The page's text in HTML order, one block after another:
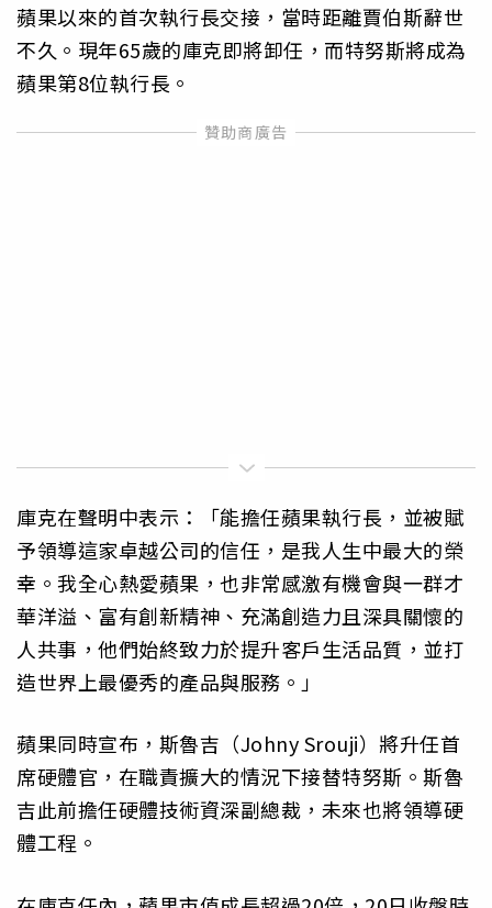
蘋果以來的首次執行長交接，當時距離賈伯斯辭世
不久。現年65歲的庫克即將卸任，而特努斯將成為
蘋果第8位執行長。
庫克在聲明中表示：「能擔任蘋果執行長，並被賦
予領導這家卓越公司的信任，是我人生中最大的榮
幸。我全心熱愛蘋果，也非常感激有機會與一群才
華洋溢、富有創新精神、充滿創造力且深具關懷的
人共事，他們始終致力於提升客戶生活品質，並打
造世界上最優秀的產品與服務。」
蘋果同時宣布，斯魯吉（Johny Srouji）將升任首
席硬體官，在職責擴大的情況下接替特努斯。斯魯
吉此前擔任硬體技術資深副總裁，未來也將領導硬
體工程。